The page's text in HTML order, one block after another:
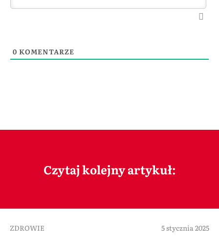
0 KOMENTARZE
Czytaj kolejny artykuł:
ZDROWIE 5 stycznia 2025